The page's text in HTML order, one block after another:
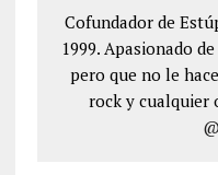
Cofundador de
1999. Apasionado
pero que no le
rock y cualquier